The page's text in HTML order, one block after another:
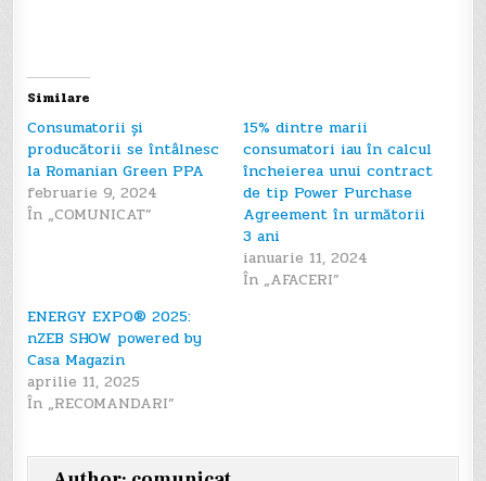
articole
Similare
Consumatorii și
producătorii se întâlnesc
la Romanian Green PPA
februarie 9, 2024
În „COMUNICAT”
15% dintre marii
consumatori iau în calcul
încheierea unui contract
de tip Power Purchase
Agreement în următorii
3 ani
ianuarie 11, 2024
În „AFACERI”
ENERGY EXPO® 2025:
nZEB SHOW powered by
Casa Magazin
aprilie 11, 2025
În „RECOMANDARI”